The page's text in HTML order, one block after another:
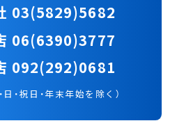
03(5829)5682
06(6390)3777
092(292)0681
日・祝日・年末年始を除く）